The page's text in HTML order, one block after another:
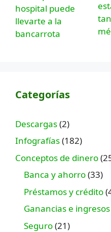
Categorías
Descargas(2)
Infografías(182)
Conceptos de dinero
Banca y ahorro(33)
Préstamos y crédito
Ganancias e ingresos
Seguro(21)